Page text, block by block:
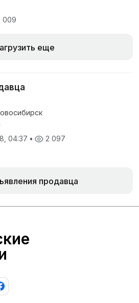
009
еще
04:37 • 2 097
продавца